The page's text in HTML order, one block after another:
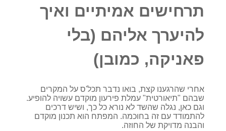
תרחישים אמיתיים ואיך
להיערך אליהם (בלי
פאניקה, כמובן)
אחרי שהרגענו קצת, בואו נדבר תכל'ס על המקרים
שבהם "תיאורטית" עמלת פירעון מוקדם עשויה להופיע.
וגם כאן, נגלה שהשד לא נורא כל כך, ושיש דרכים
להתמודד עם זה בחוכמה. המפתח הוא תכנון מוקדם
והבנה מדויקת של החוזה.